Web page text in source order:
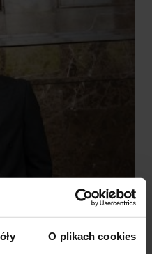
O plikach cookies